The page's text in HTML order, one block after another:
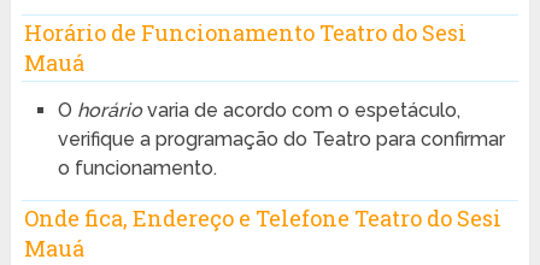
Horário de Funcionamento Teatro do Sesi
Mauá
O horáriovaria de acordo com o espetáculo,
verifique a programação do Teatro para confirmar
o funcionamento.
Onde fica, Endereço e Telefone Teatro do Sesi
Mauá